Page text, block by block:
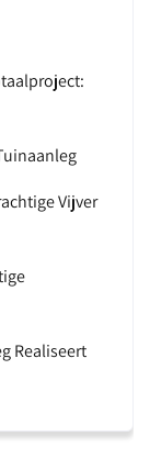
Vijver
Realiseert